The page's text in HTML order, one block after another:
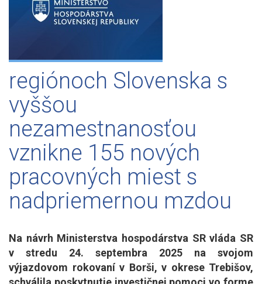
regiónoch Slovenska s
vyššou
nezamestnanosťou
vznikne 155 nových
pracovných miest s
nadpriemernou mzdou
Na návrh Ministerstva hospodárstva SR vláda SR
v stredu 24. septembra 2025 na svojom
výjazdovom rokovaní v Borši, v okrese Trebišov,